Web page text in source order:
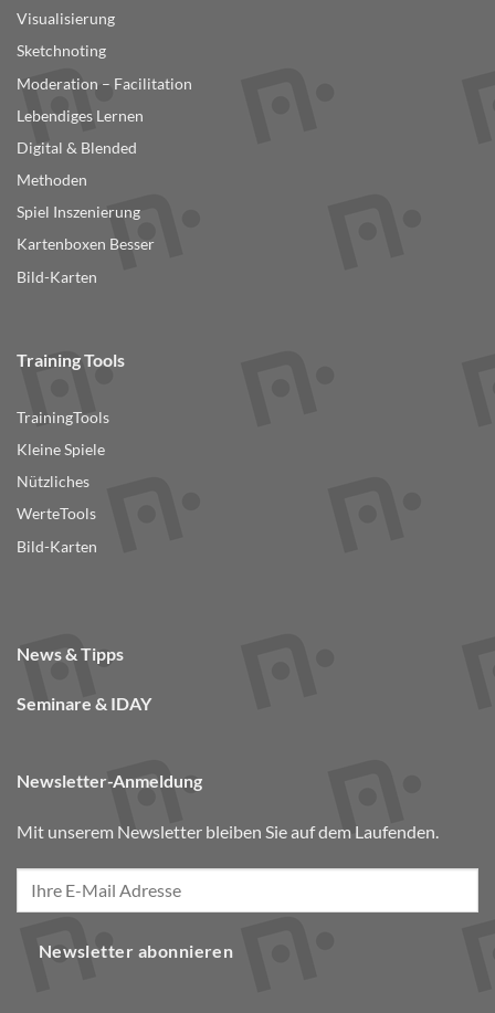
Visualisierung
Sketchnoting
Moderation – Facilitation
Lebendiges Lernen
Digital & Blended
Methoden
Spiel Inszenierung
Kartenboxen Besser
Bild-Karten
Training Tools
TrainingTools
Kleine Spiele
Nützliches
WerteTools
Bild-Karten
News & Tipps
Seminare & IDAY
Newsletter-Anmeldung
Mit unserem Newsletter bleiben Sie auf dem Laufenden.
Newsletter abonnieren